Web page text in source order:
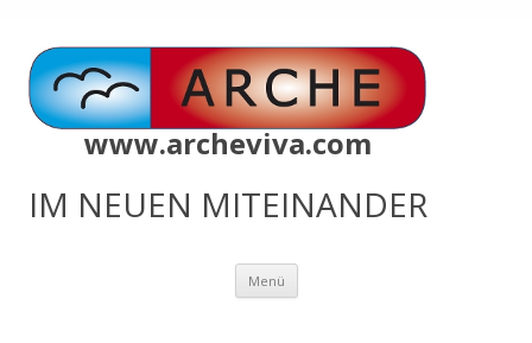
www.archeviva.com
IM NEUEN MITEINANDER
Menü Zum
springen